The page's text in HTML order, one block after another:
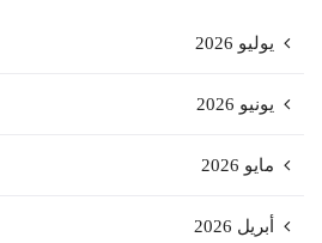
يوليو 2026
يونيو 2026
مايو 2026
أبريل 2026